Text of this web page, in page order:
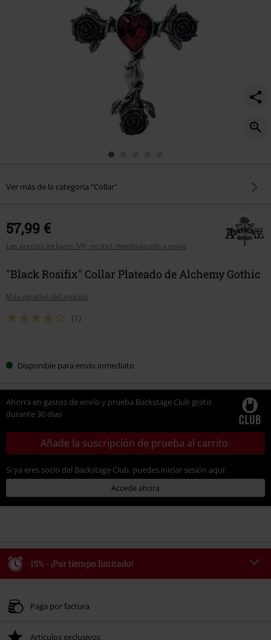
Ver más de la categoría "Collar"
57,99 €
Los precios incluyen IVA, no incl. manipulación y envío
"Black Rosifix" Collar Plateado de Alchemy Gothic
Más detalles del artículo
(1)
tu Disponible para envío inmediato
Ahorra en gastos de envío y prueba Backstage Club gratis
durante 30 días
Añade la suscripción de prueba al carrito.
Si ya eres socio del Backstage Club, puedes iniciar sesión aquí:
Accede ahora
-15% - ¡Por tiempo limitado!
Válido hasta 8/9/26
Paga por factura
Artículos exclusivos